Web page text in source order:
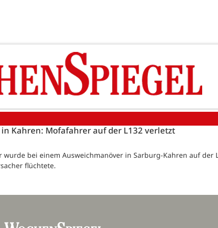
Kahren: Mofafahrer auf der L132 verletzt
wurde bei einem Ausweichmanöver in Sarburg-Kahren auf der
flüchtete.